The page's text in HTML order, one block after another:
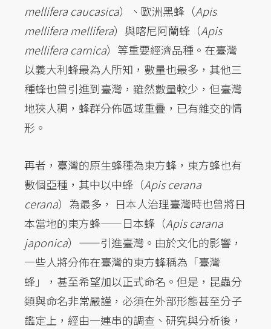
mellifera caucasica）、歐洲黑蜂（Apis
mellifera mellifera）與喀尼阿蘭蜂（Apis
mellifera carnica）等重要經濟品種。在臺灣
以義大利蜂最為人所知，數量也最多，其他三
種蜂也曾引進到臺灣，雖然數量較少，但臺灣
地狹人稠，蜂群分佈區域重疊，已有雜交的情
形。
再者，臺灣的原生蜂種為東方蜂，東方蜂也有
數個亞種，其中以中蜂（Apis cerana
cerana）為最多， 日本人治理臺灣時也曾將日
本當地的東方蜂——日本蜂（Apis carana
japonica）——引進臺灣。由於文化的影響，
一些人將分佈在臺灣的東方蜂稱為「臺灣
蜂」，甚至希望加以正式命名。但是，昆蟲分
類與命名非常嚴謹，必須在外部形態甚至分子
鑑定上，經由一連串的調查、研究與分析後，